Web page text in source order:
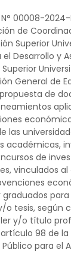
00008-2024-
de
Superior
Desarrollo y
General de
de
las
académicas,
de
vinculados
para
tesis, según
y/o título
98 de la
para el